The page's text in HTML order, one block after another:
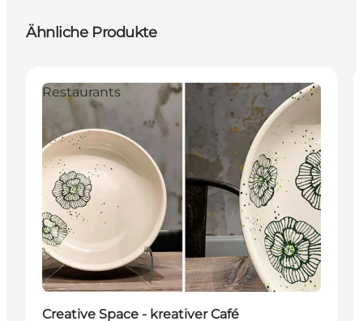
Ähnliche Produkte
Restaurants
Creative Space - kreativer Café